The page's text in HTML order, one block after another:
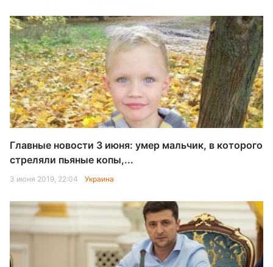
Главные новости 3 июня: умер мальчик, в которого
стреляли пьяные копы,...
3 июня 2019, 22:04 Украина